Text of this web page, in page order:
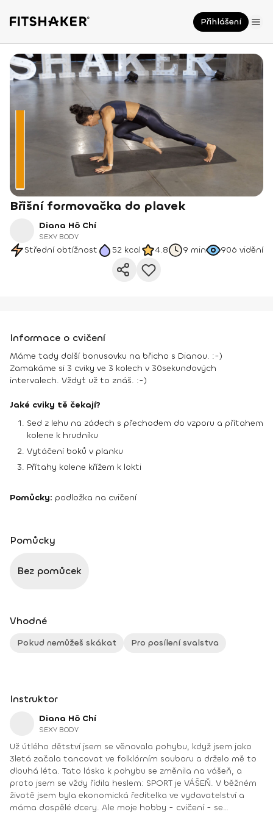
Přihlášení
Břišní formovačka do plavek
Diana Hô Chí
SEXY BODY
Střední obtížnost 52 kcal 4.8 9 min 906 vidění
Informace o cvičení
Máme tady další bonusovku na břicho s Dianou. :-)
Zamakáme si 3 cviky ve 3 kolech v 30sekundových
intervalech. Vždyť už to znáš. :-)
Jaké cviky tě čekají?
Sed z lehu na zádech s přechodem do vzporu a přítahem
kolene k hrudníku
Vytáčení boků v planku
Přítahy kolene křížem k lokti
Pomůcky: podložka na cvičení
Pomůcky
Bez pomůcek
Vhodné
Pokud nemůžeš skákat Pro posílení svalstva
Instruktor
Diana Hô Chí
SEXY BODY
Už útlého dětství jsem se věnovala pohybu, když jsem jako
3letá začala tancovat ve folklórním souboru a drželo mě to
dlouhá léta. Tato láska k pohybu se změnila na vášeň, a
proto jsem se vždy řídila heslem: SPORT je VÁŠEŇ. V běžném
životě jsem byla ekonomická ředitelka ve vydavatelství a
máma dospělé dcery. Ale moje hobby - cvičení - se